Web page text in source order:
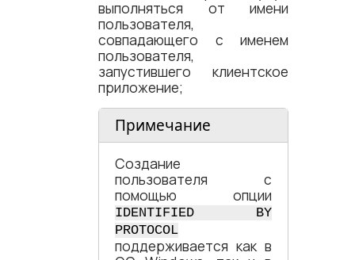
выполняться от имени
пользователя,
совпадающего с именем
пользователя,
запустившего клиентское
приложение;
Примечание
Создание
пользователя с
помощью опции
IDENTIFIED BY
PROTOCOL
поддерживается как в